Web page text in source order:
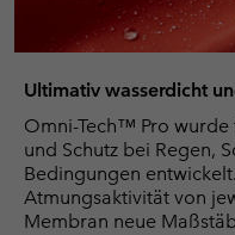
Ultimativ wasserdicht
Omni-Tech™ Pro
und Schutz bei Regen,
Bedingungen
Atmungsaktivität von
Membran neue